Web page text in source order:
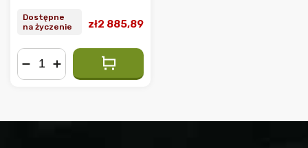
Dostępne
na życzenie
zł2 885,89